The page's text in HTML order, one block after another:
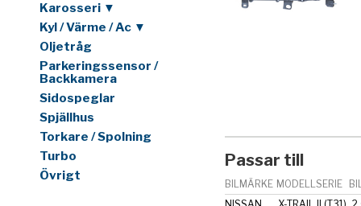
Karosseri ▼
Kyl / Värme / Ac ▼
Oljetråg
Parkeringssensor /
Backkamera
Sidospeglar
Spjällhus
Torkare / Spolning
Turbo
Övrigt
Passar till
BILMÄRKE MODELLSERIE